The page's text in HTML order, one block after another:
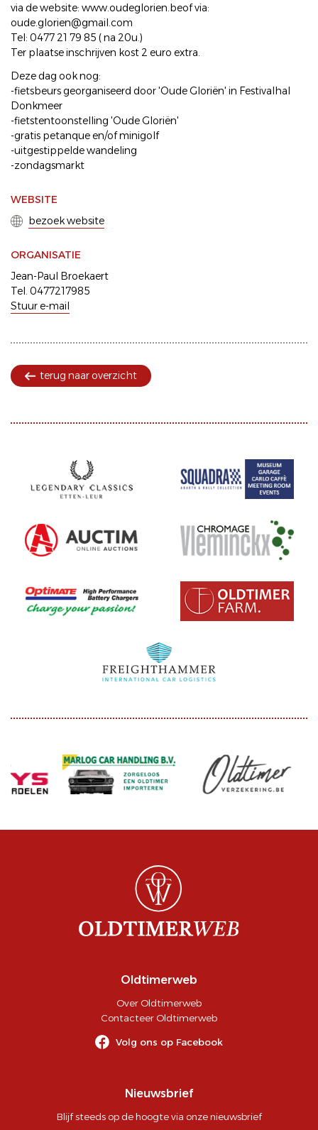
via de website: www.oudeglorien.beof via:
oude.glorien@gmail.com
Tel: 0477 21 79 85 ( na 20u.)
Ter plaatse inschrijven kost 2 euro extra.
Deze dag ook nog:
-fietsbeurs georganiseerd door 'Oude Gloriën' in Festivalhal
Donkmeer
-fietstentoonstelling 'Oude Gloriën'
-gratis petanque en/of minigolf
-uitgestippelde wandeling
-zondagsmarkt
WEBSITE
bezoek website
ORGANISATIE
Jean-Paul Broekaert
Tel. 0477217985
Stuur e-mail
terug naar overzicht
Oldtimerweb
Over Oldtimerweb
Contacteer Oldtimerweb
Volg ons op Facebook
Nieuwsbrief
Blijf steeds op de hoogte via onze nieuwsbrief